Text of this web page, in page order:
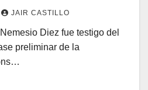
JAIR CASTILLO
Diez fue testigo del
preliminar de la